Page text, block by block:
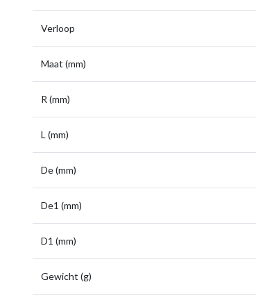
Verloop
Maat (mm)
R (mm)
L (mm)
De (mm)
De1 (mm)
D1 (mm)
Gewicht (g)